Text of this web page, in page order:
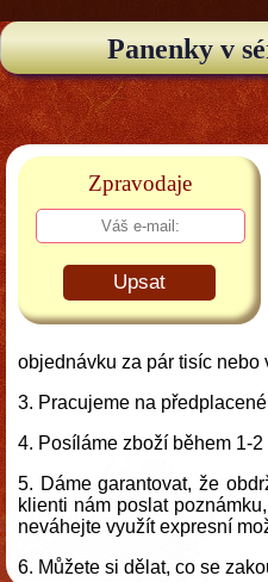
Panenky v
Zpravodaje
Upsat
objednávku za pár tisíc nebo
Pracujeme na
Posíláme zboží během 1-
Dáme garantovat, že
klienti nám poslat
neváhejte využít expresní
Můžete si dělat, co se